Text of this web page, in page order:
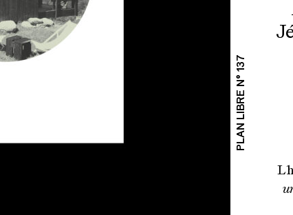
PLAN LIBRE N° 137